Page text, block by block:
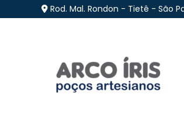
Rod. Mal. Rondon - Tietê - São
Poço